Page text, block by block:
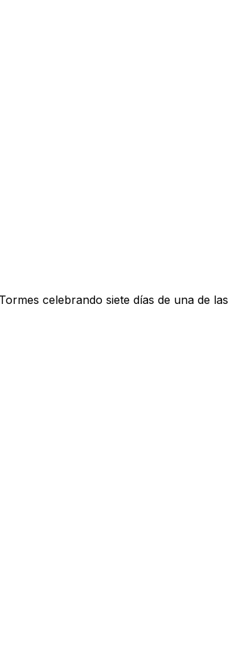
celebrando siete días de una de las